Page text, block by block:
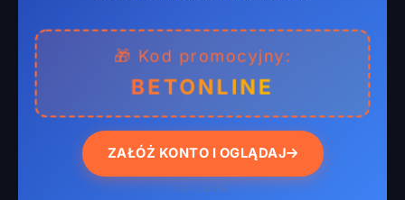
🎁 Kod promocyjny:
BETONLINE
ZAŁÓŻ KONTO I OGLĄDAJ
REKLAMA